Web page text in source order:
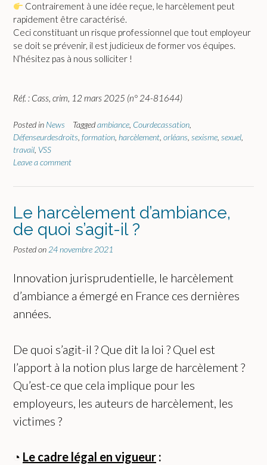
Contrairement à une idée reçue, le harcèlement peut
rapidement être caractérisé.
Ceci constituant un risque professionnel que tout employeur
se doit se prévenir, il est judicieux de former vos équipes.
N’hésitez pas à nous solliciter !
Réf. : Cass, crim, 12 mars 2025 (n° 24-81644)
Posted in News Taggedambiance Courdecassation
Défenseurdesdroits formation harcèlement orléans sexisme sexuel
travail VSS
Leave a comment
Le harcèlement d’ambiance,
de quoi s’agit-il ?
Posted on 24 novembre 2021
Innovation jurisprudentielle, le harcèlement
d’ambiance a émergé en France ces dernières
années.
De quoi s’agit-il ? Que dit la loi ? Quel est
l’apport à la notion plus large de harcèlement ?
Qu’est-ce que cela implique pour les
employeurs, les auteurs de harcèlement, les
victimes ?
◔ Le cadre légal en vigueur :